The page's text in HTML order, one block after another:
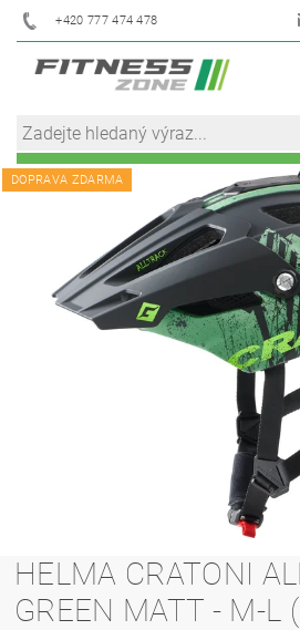
+420 777 474 478
DOPRAVA ZDARMA
HELMA CRATONI
GREEN MATT - M-L